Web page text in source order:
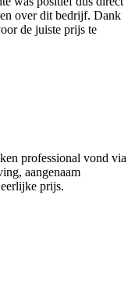
over dit bedrijf. Dank
de juiste prijs te
professional vond via
aangenaam
prijs.